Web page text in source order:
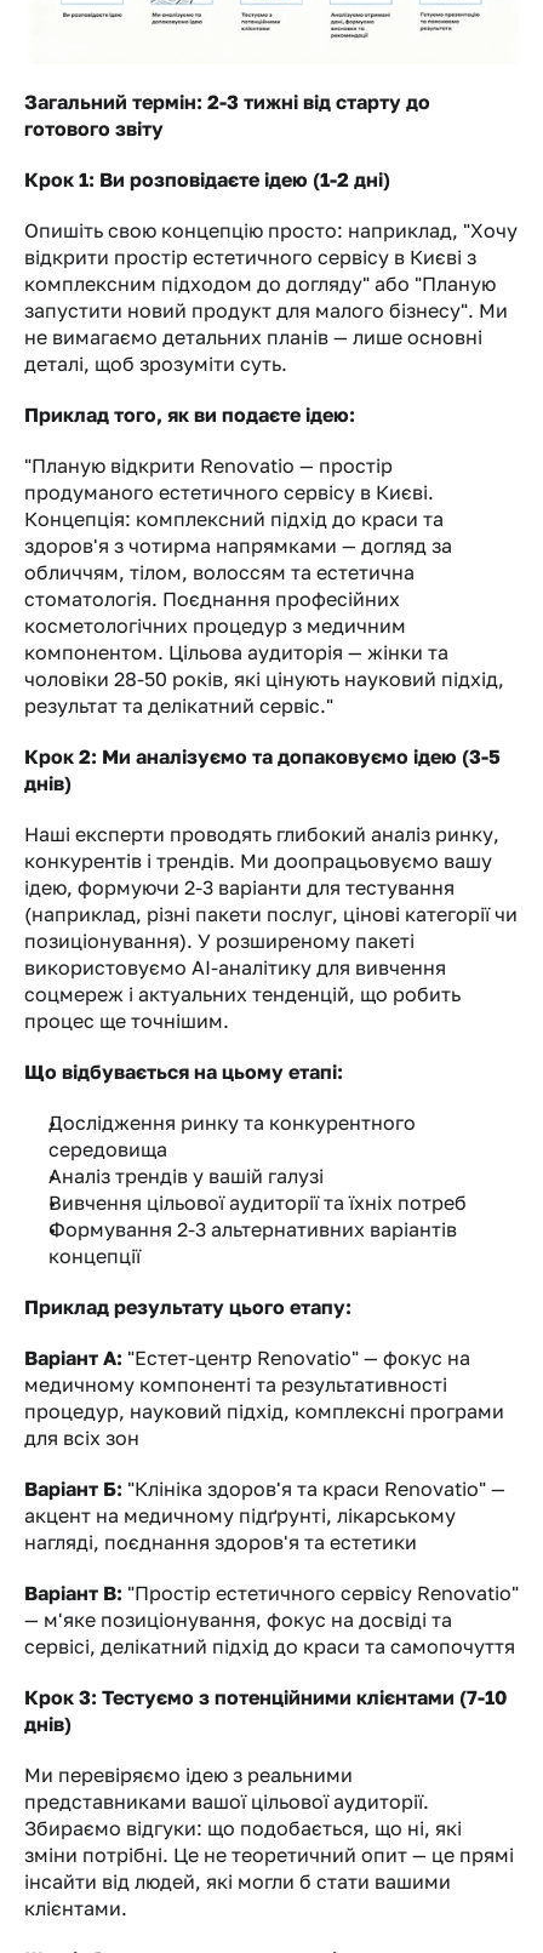
Загальний термін: 2-3 тижні від старту до
готового звіту
Крок 1: Ви розповідаєте ідею (1-2 дні)
Опишіть свою концепцію просто: наприклад, "Хочу
відкрити простір естетичного сервісу в Києві з
комплексним підходом до догляду" або "Планую
запустити новий продукт для малого бізнесу". Ми
не вимагаємо детальних планів — лише основні
деталі, щоб зрозуміти суть.
Приклад того, як ви подаєте ідею:
"Планую відкрити Renovatio — простір
продуманого естетичного сервісу в Києві.
Концепція: комплексний підхід до краси та
здоров'я з чотирма напрямками — догляд за
обличчям, тілом, волоссям та естетична
стоматологія. Поєднання професійних
косметологічних процедур з медичним
компонентом. Цільова аудиторія — жінки та
чоловіки 28-50 років, які цінують науковий підхід,
результат та делікатний сервіс."
Крок 2: Ми аналізуємо та допаковуємо ідею (3-5
днів)
Наші експерти проводять глибокий аналіз ринку,
конкурентів і трендів. Ми доопрацьовуємо вашу
ідею, формуючи 2-3 варіанти для тестування
(наприклад, різні пакети послуг, цінові категорії чи
позиціонування). У розширеному пакеті
використовуємо AI-аналітику для вивчення
соцмереж і актуальних тенденцій, що робить
процес ще точнішим.
Що відбувається на цьому етапі:
Дослідження ринку та конкурентного
середовища
Аналіз трендів у вашій галузі
Вивчення цільової аудиторії та їхніх потреб
Формування 2-3 альтернативних варіантів
концепції
Приклад результату цього етапу:
Варіант А: "Естет-центр Renovatio" — фокус на
медичному компоненті та результативності
процедур, науковий підхід, комплексні програми
для всіх зон
Варіант Б: "Клініка здоров'я та краси Renovatio" —
акцент на медичному підґрунті, лікарському
нагляді, поєднання здоров'я та естетики
Варіант В: "Простір естетичного сервісу Renovatio"
— м'яке позиціонування, фокус на досвіді та
сервісі, делікатний підхід до краси та самопочуття
Крок 3: Тестуємо з потенційними клієнтами (7-10
днів)
Ми перевіряємо ідею з реальними
представниками вашої цільової аудиторії.
Збираємо відгуки: що подобається, що ні, які
зміни потрібні. Це не теоретичний опит — це прямі
інсайти від людей, які могли б стати вашими
клієнтами.